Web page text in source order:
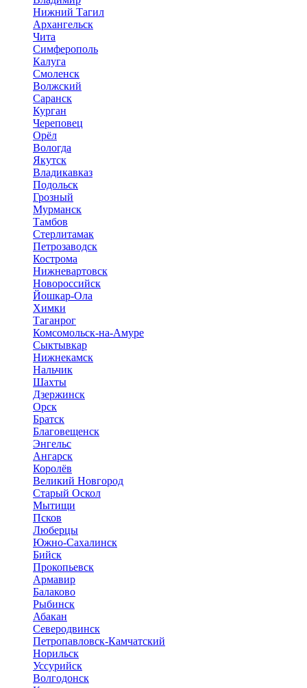
Нижний Тагил
Архангельск
Чита
Симферополь
Калуга
Смоленск
Волжский
Саранск
Курган
Череповец
Орёл
Вологда
Якутск
Владикавказ
Подольск
Грозный
Мурманск
Тамбов
Стерлитамак
Петрозаводск
Кострома
Нижневартовск
Новороссийск
Йошкар-Ола
Химки
Таганрог
Комсомольск-на-Амуре
Сыктывкар
Нижнекамск
Нальчик
Шахты
Дзержинск
Орск
Братск
Благовещенск
Энгельс
Ангарск
Королёв
Великий Новгород
Старый Оскол
Мытищи
Псков
Люберцы
Южно-Сахалинск
Бийск
Прокопьевск
Армавир
Балаково
Рыбинск
Абакан
Северодвинск
Петропавловск-Камчатский
Норильск
Уссурийск
Волгодонск